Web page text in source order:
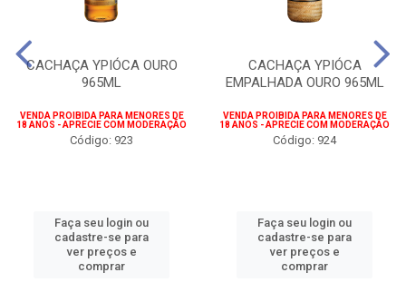
CACHAÇA YPIÓCA OURO
965ML
VENDA PROIBIDA PARA MENORES DE
18 ANOS - APRECIE COM MODERAÇÃO
Código: 923
Faça seu login ou
cadastre-se para
ver preços e
comprar
CACHAÇA YPIÓCA
EMPALHADA OURO 965ML
VENDA PROIBIDA PARA MENORES DE
18 ANOS - APRECIE COM MODERAÇÃO
Código: 924
Faça seu login ou
cadastre-se para
ver preços e
comprar